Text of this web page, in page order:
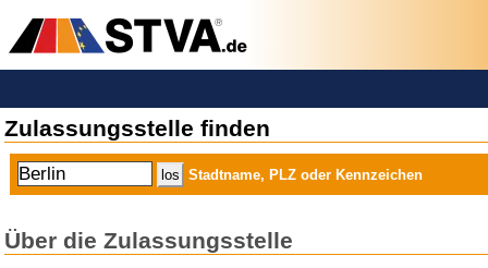
Zulassungsstelle finden
Stadtname, PLZ oder Kennzeichen
Über die Zulassungsstelle